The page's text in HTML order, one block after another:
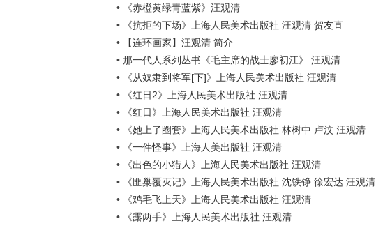
•
《赤橙黄绿青蓝紫》汪观清
•
《抗拒的下场》上海人民美术出版社 汪观清 贺友直
•
【连环画家】汪观清 简介
• 那一代人系列丛书《毛主席的战士廖初江》 汪观清
•
《从奴隶到将军[下]》上海人民美术出版社 汪观清
•
《红日2》上海人民美术出版社 汪观清
•
《红日》上海人民美术出版社 汪观清
•
《她上了圈套》上海人民美术出版社 林树中 卢汶 汪观清
•
《一件怪事》上海人美出版社 汪观清
•
《出色的小猎人》上海人民美术出版社 汪观清
•
《匪巢覆灭记》上海人民美术出版社 沈铁铮 徐宏达 汪观清
•
《鸡毛飞上天》上海人民美术出版社 汪观清
•
《露两手》上海人民美术出版社 汪观清